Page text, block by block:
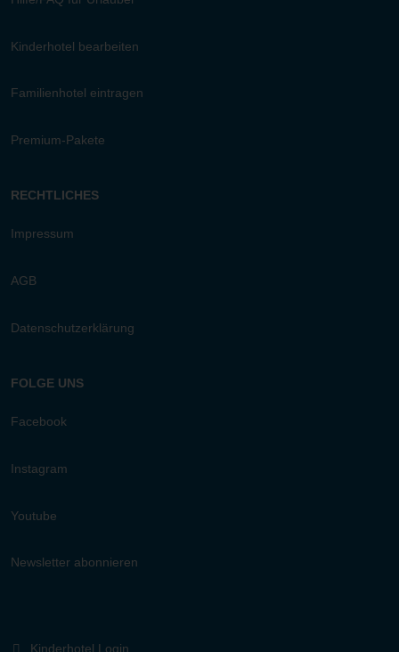
Kinderhotel bearbeiten
Familienhotel eintragen
Premium-Pakete
RECHTLICHES
Impressum
AGB
Datenschutzerklärung
FOLGE UNS
Facebook
Instagram
Youtube
Newsletter abonnieren
Kinderhotel Login